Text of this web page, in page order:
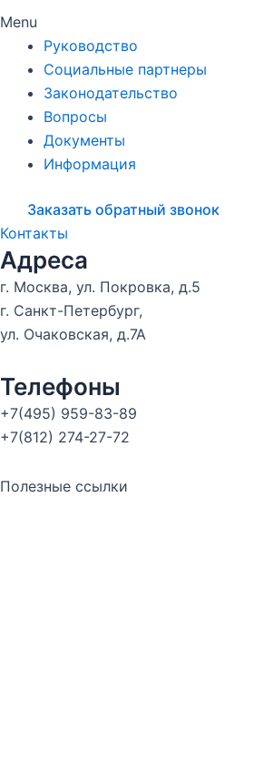
Menu
Руководство
Социальные партнеры
Законодательство
Вопросы
Документы
Информация
Заказать обратный звонок
Контакты
Адреса
г. Москва, ул. Покровка, д.5
г. Санкт-Петербург,
ул. Очаковская, д.7А
Телефоны
+7(495) 959-83-89
+7(812) 274-27-72
Полезные ссылки